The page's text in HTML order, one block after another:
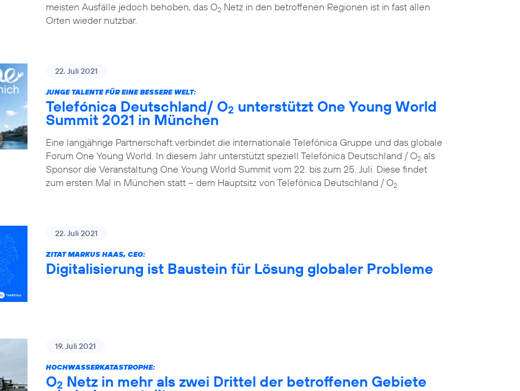
meisten Ausfälle jedoch behoben, das O2 Netz in den betroffenen Regionen ist in fast allen
Orten wieder nutzbar.
22. Juli 2021
JUNGE TALENTE FÜR EINE BESSERE WELT:
Telefónica Deutschland/ O2 unterstützt One Young World
Summit 2021 in München
Eine langjährige Partnerschaft verbindet die internationale Telefónica Gruppe und das globale
Forum One Young World. In diesem Jahr unterstützt speziell Telefónica Deutschland / O2 als
Sponsor die Veranstaltung One Young World Summit vom 22. bis zum 25. Juli. Diese findet
zum ersten Mal in München statt – dem Hauptsitz von Telefónica Deutschland / O2.
22. Juli 2021
ZITAT MARKUS HAAS, CEO:
Digitalisierung ist Baustein für Lösung globaler Probleme
19. Juli 2021
HOCHWASSERKATASTROPHE:
O2 Netz in mehr als zwei Drittel der betroffenen Gebiete